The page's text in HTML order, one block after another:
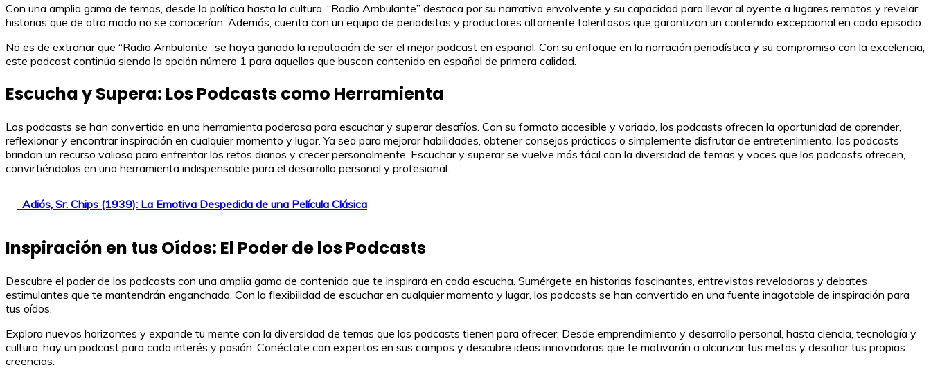
Con una amplia gama de temas, desde la política hasta la cultura, “Radio Ambulante” destaca por su narrativa envolvente y su capacidad para llevar al oyente a lugares remotos y revelar
historias que de otro modo no se conocerían. Además, cuenta con un equipo de periodistas y productores altamente talentosos que garantizan un contenido excepcional en cada episodio.
No es de extrañar que “Radio Ambulante” se haya ganado la reputación de ser el mejor podcast en español. Con su enfoque en la narración periodística y su compromiso con la excelencia,
este podcast continúa siendo la opción número 1 para aquellos que buscan contenido en español de primera calidad.
Escucha y Supera: Los Podcasts como Herramienta
Los podcasts se han convertido en una herramienta poderosa para escuchar y superar desafíos. Con su formato accesible y variado, los podcasts ofrecen la oportunidad de aprender,
reflexionar y encontrar inspiración en cualquier momento y lugar. Ya sea para mejorar habilidades, obtener consejos prácticos o simplemente disfrutar de entretenimiento, los podcasts
brindan un recurso valioso para enfrentar los retos diarios y crecer personalmente. Escuchar y superar se vuelve más fácil con la diversidad de temas y voces que los podcasts ofrecen,
convirtiéndolos en una herramienta indispensable para el desarrollo personal y profesional.
Adiós, Sr. Chips (1939): La Emotiva Despedida de una Película Clásica
Inspiración en tus Oídos: El Poder de los Podcasts
Descubre el poder de los podcasts con una amplia gama de contenido que te inspirará en cada escucha. Sumérgete en historias fascinantes, entrevistas reveladoras y debates
estimulantes que te mantendrán enganchado. Con la flexibilidad de escuchar en cualquier momento y lugar, los podcasts se han convertido en una fuente inagotable de inspiración para
tus oídos.
Explora nuevos horizontes y expande tu mente con la diversidad de temas que los podcasts tienen para ofrecer. Desde emprendimiento y desarrollo personal, hasta ciencia, tecnología y
cultura, hay un podcast para cada interés y pasión. Conéctate con expertos en sus campos y descubre ideas innovadoras que te motivarán a alcanzar tus metas y desafiar tus propias
creencias.